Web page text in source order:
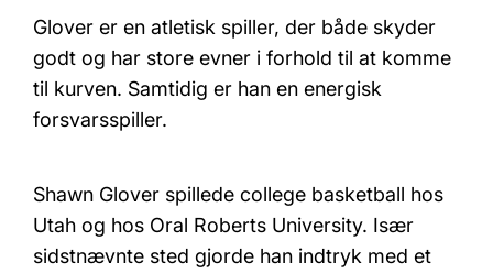
Glover er en atletisk spiller, der både skyder
godt og har store evner i forhold til at komme
til kurven. Samtidig er han en energisk
forsvarsspiller.
Shawn Glover spillede college basketball hos
Utah og hos Oral Roberts University. Især
sidstnævnte sted gjorde han indtryk med et